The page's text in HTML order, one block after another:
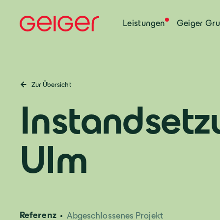
Leistungen Geiger
Zur Übersicht
Ulm
Referenz Abgeschlossenes Projekt